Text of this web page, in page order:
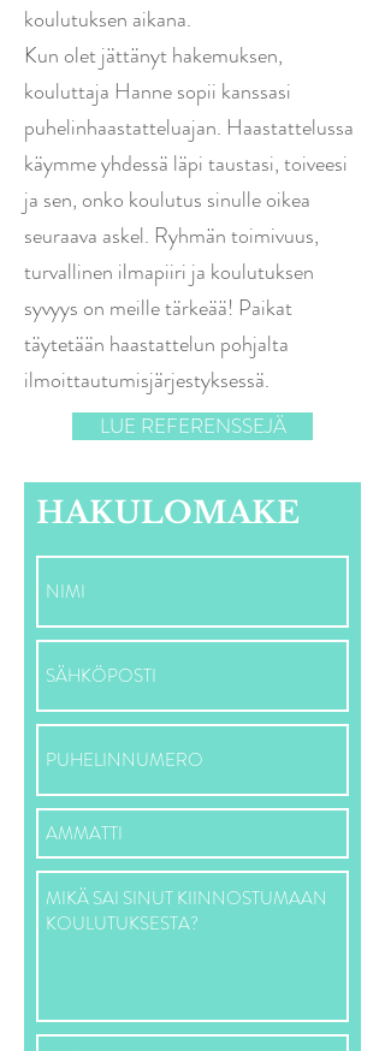
koulutuksen aikana.
Kun olet jättänyt hakemuksen,
kouluttaja Hanne sopii kanssasi
puhelinhaastatteluajan. Haastattelussa
käymme yhdessä läpi taustasi, toiveesi
ja sen, onko koulutus sinulle oikea
seuraava askel. Ryhmän toimivuus,
turvallinen ilmapiiri ja koulutuksen
syvyys on meille tärkeää! Paikat
täytetään haastattelun pohjalta
ilmoittautumisjärjestyksessä.
LUE REFERENSSEJÄ
HAKULOMAKE